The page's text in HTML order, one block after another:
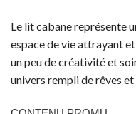
Le lit cabane représente
espace de vie attrayant
un peu de créativité et
univers rempli de rêves